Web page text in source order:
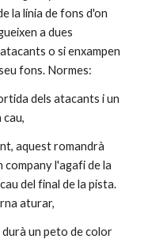
la línia de fons d'on
a dues
o si enxampen
fons. Normes:
dels atacants i un
aquest romandrà
company l'agafi de la
del final de la pista.
aturar,
durà un peto de color